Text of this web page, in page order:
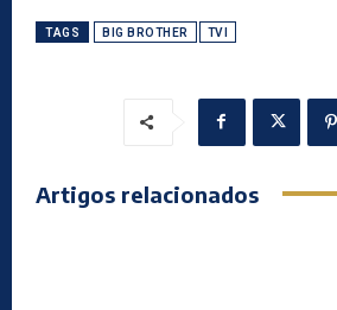
TAGS BIG BROTHER TVI
Artigos relacionados